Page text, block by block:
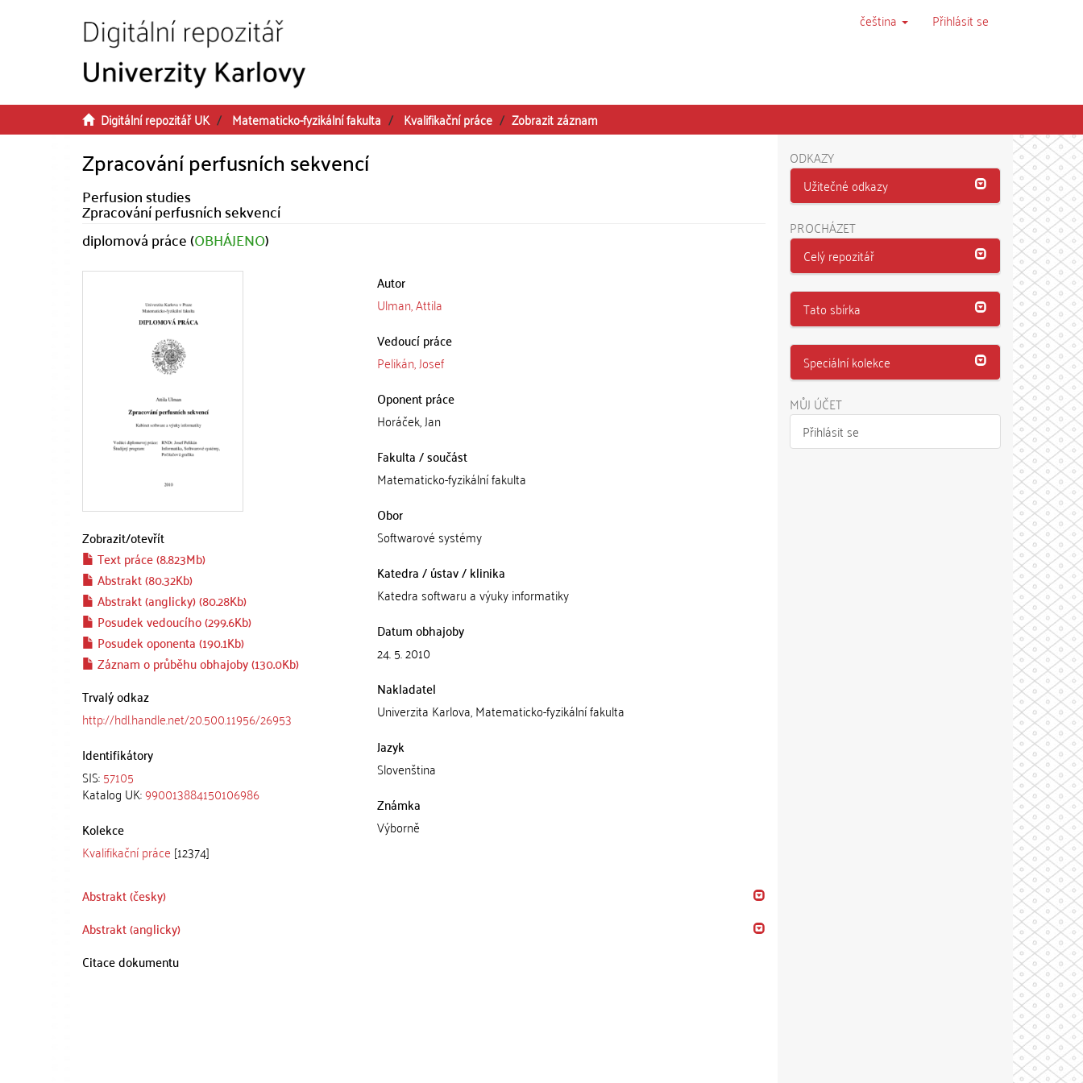
čeština Přihlásit se
Digitální repozitář UK Matematicko-fyzikální fakulta Kvalifikační práce Zobrazit záznam
Zpracování perfusních sekvencí
Perfusion studies
Zpracování perfusních sekvencí
diplomová práce (OBHÁJENO)
Zobrazit/otevřít
Text práce (8.823Mb)
Abstrakt (80.32Kb)
Abstrakt (anglicky) (80.28Kb)
Posudek vedoucího (299.6Kb)
Posudek oponenta (190.1Kb)
Záznam o průběhu obhajoby (130.0Kb)
Trvalý odkaz
http://hdl.handle.net/20.500.11956/26953
Identifikátory
SIS:57105
Katalog UK:990013884150106986
Kolekce
Kvalifikační práce [12374]
Autor
Ulman, Attila
Vedoucí práce
Pelikán, Josef
Oponent práce
Horáček, Jan
Fakulta / součást
Matematicko-fyzikální fakulta
Obor
Softwarové systémy
Katedra / ústav / klinika
Katedra softwaru a výuky informatiky
Datum obhajoby
24. 5. 2010
Nakladatel
Univerzita Karlova, Matematicko-fyzikální fakulta
Jazyk
Slovenština
Známka
Výborně
Abstrakt (česky)
Abstrakt (anglicky)
Citace dokumentu
ODKAZY
Užitečné odkazy
PROCHÁZET
Celý repozitář
Tato sbírka
Speciální kolekce
MŮJ ÚČET
Přihlásit se